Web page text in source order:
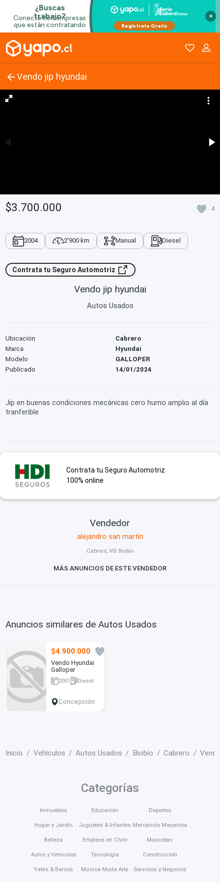
×
Vendo jip hyundai
$3.700.000 4
2004 2'900 km Manual Diesel
Contrata tu Seguro Automotriz
Vendo jip hyundai
Autos Usados
Ubicación
Cabrero
Marca
Hyundai
Modelo
GALLOPER
Publicado
14/01/2024
Jip en buenas condiciones mecánicas cero humo amplio al día
tranferible
Contrata tu Seguro Automotriz
100% online
Vendedor
alejandro san martin
Cabrero, VIII Biobío
MÁS ANUNCIOS DE ESTE VENDEDOR
Anuncios similares de Autos Usados
$4.900.000
Vendo Hyundai
Galloper
2001
Diesel
Concepción
Inicio Vehículos Autos Usados Biobío Cabrero
Categorías
Inmuebles
Hogar y Jardín
Belleza
Autos y Vehículos
Yates & Barcos
Educación
Juguetes & Infantes
Empleos en Chile
Tecnología
Música Moda Arte
Deportes
Mercancía Mayorista
Mascotas
Construcción
Servicios y Negocios